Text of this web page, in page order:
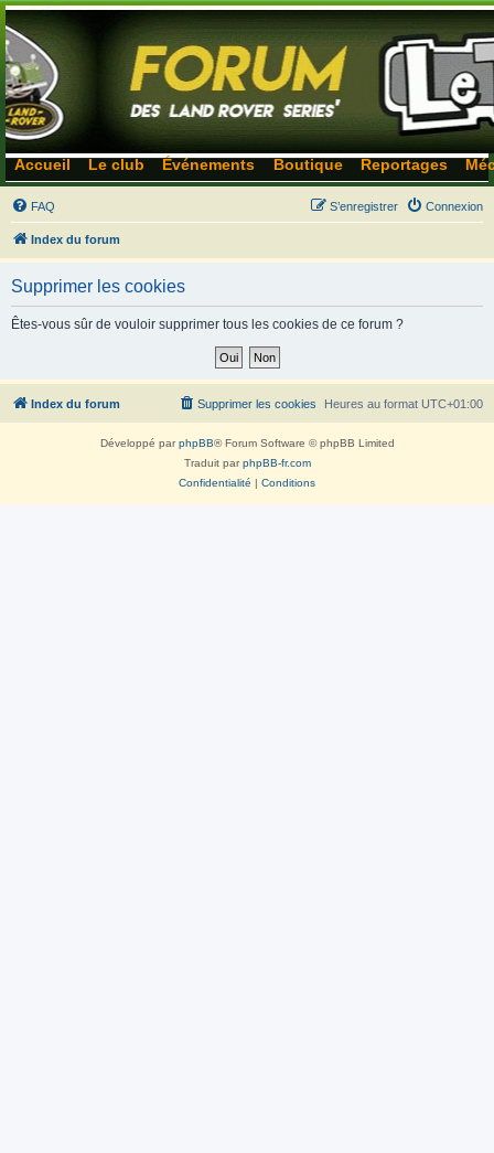
Accueil Le club Événements Boutique Reportages
FAQ Connexion
S’enregistrer
Index du forum
Supprimer les cookies
Êtes-vous sûr de vouloir supprimer tous les cookies de ce forum ?
Index du forum Heures au format UTC+01:00
Supprimer les cookies
Développé parphpBB® Forum Software © phpBB Limited
Traduit parphpBB-fr.com
Confidentialité | Conditions